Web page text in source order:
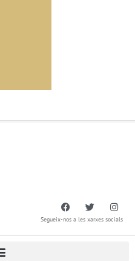
Segueix-nos a les xarxes socials